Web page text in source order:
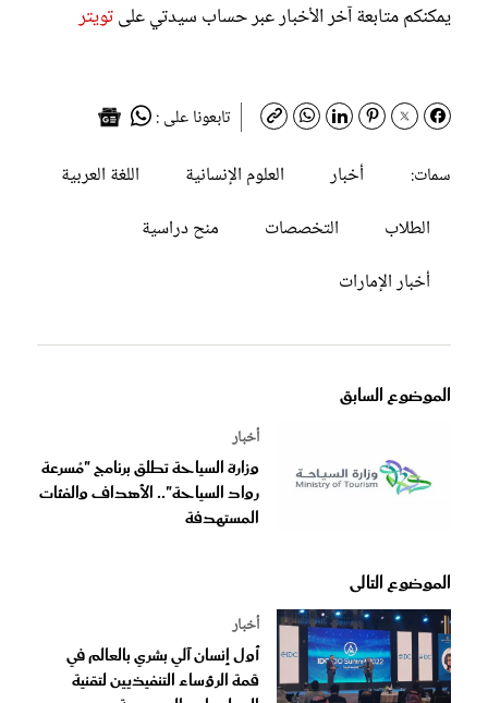
يمكنكم متابعة آخر الأخبار عبر حساب سيدتي علىتويتر
تابعونا على :
سمات:
أخبار العلوم الإنسانية
اللغة العربية
الطلاب
التخصصات
منح دراسية
أخبار الإمارات
الموضوع السابق
أخبار
وزارة السياحة تطلق برنامج "مُسرعة
رواد السياحة".. الأهداف والفئات
المستهدفة
الموضوع التالى
أخبار
أول إنسان آلي بشري بالعالم في
قمة الرؤساء التنفيذيين لتقنية